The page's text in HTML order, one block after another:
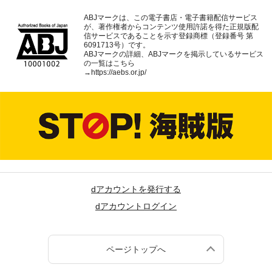
ABJマークは、この電子書店・電子書籍配信サービス
が、著作権者からコンテンツ使用許諾を得た正規版配
信サービスであることを示す登録商標（登録番号 第
6091713号）です。
ABJマークの詳細、ABJマークを掲示しているサービス
の一覧はこちら
→ https://aebs.or.jp/
dアカウントを発行する
dアカウントログイン
ページトップへ